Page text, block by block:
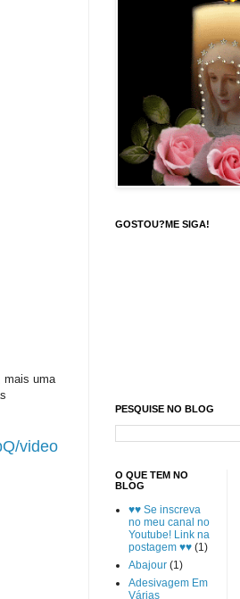
, mais uma
video
GOSTOU?ME SIGA!
PESQUISE NO BLOG
O QUE TEM NO
BLOG
♥♥ Se inscreva
no meu canal no
Youtube! Link na
postagem ♥♥ (1)
Abajour (1)
Adesivagem Em
Várias